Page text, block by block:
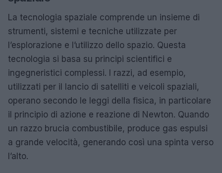
La tecnologia spaziale comprende un insieme di
strumenti, sistemi e tecniche utilizzate per
l’esplorazione e l’utilizzo dello spazio. Questa
tecnologia si basa su principi scientifici e
ingegneristici complessi. I razzi, ad esempio,
utilizzati per il lancio di satelliti e veicoli spaziali,
operano secondo le leggi della fisica, in particolare
il principio di azione e reazione di Newton. Quando
un razzo brucia combustibile, produce gas espulsi
a grande velocità, generando così una spinta verso
l’alto.